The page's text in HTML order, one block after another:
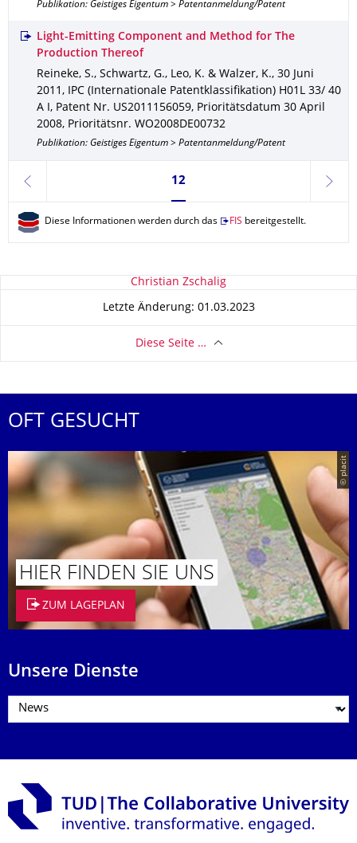
Publikation: Geistiges Eigentum > Patentanmeldung/Patent
Light-Emitting Component and Method for The
Production Thereof
Reineke, S., Schwartz, G., Leo, K. & Walzer, K., 30 Juni
2011 ,
IPC (Internationale Patentklassifikation) H01L 33/ 40
A I , Patent Nr. US2011156059, Prioritätsdatum 30 April
2008, Prioritätsnr. WO2008DE00732
Publikation: Geistiges Eigentum > Patentanmeldung/Patent
zurück
Seite 12, aktuell ausgewählt
12
weiter
Diese Informationen werden durch das FIS bereitgestellt.
Zu dieser Seite Christian Zschalig
Letzte Änderung: 01.03.2023
Diese Seite …
OFT GESUCHT
© placit
HIER FINDEN SIE UNS
ZUM LAGEPLAN
Unsere Dienste